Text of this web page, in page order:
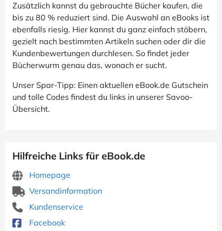
Zusätzlich kannst du gebrauchte Bücher kaufen, die
bis zu 80 % reduziert sind. Die Auswahl an eBooks ist
ebenfalls riesig. Hier kannst du ganz einfach stöbern,
gezielt nach bestimmten Artikeln suchen oder dir die
Kundenbewertungen durchlesen. So findet jeder
Bücherwurm genau das, wonach er sucht.
Unser Spar-Tipp: Einen aktuellen eBook.de Gutschein
und tolle Codes findest du links in unserer Savoo-
Übersicht.
Hilfreiche Links für eBook.de
Homepage
Versandinformation
Kundenservice
Facebook